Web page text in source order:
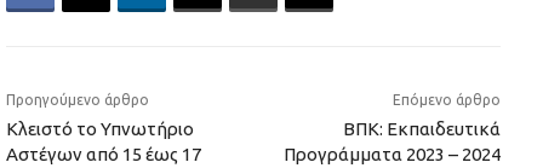
Προηγούμενο άρθρο
Κλειστό το Υπνωτήριο
Αστέγων από 15 έως 17
Επόμενο άρθρο
ΒΠΚ: Εκπαιδευτικά
Προγράμματα 2023 – 2024